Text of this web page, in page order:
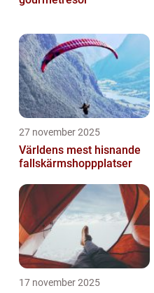
27 november 2025
Världens mest hisnande
fallskärmshoppplatser
17 november 2025